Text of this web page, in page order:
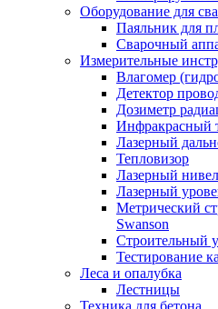
Оборудование для
Паяльник для
Сварочный
Измерительные
Влагомер
Детектор
Дозиметр
Инфракрасный
Лазерный
Тепловизор
Лазерный
Лазерный
Метрический
Swanson
Строительный
Тестирование
Леса и опалубка
Лестницы
Техника для бетона